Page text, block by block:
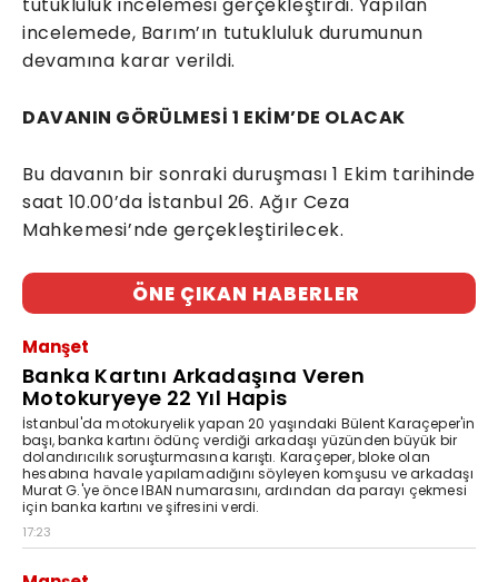
incelemede, Barım’ın tutukluluk durumunun
devamına karar verildi.
DAVANIN GÖRÜLMESİ 1 EKİM’DE OLACAK
Bu davanın bir sonraki duruşması 1 Ekim tarihinde
saat 10.00’da İstanbul 26. Ağır Ceza
Mahkemesi’nde gerçekleştirilecek.
ÖNE ÇIKAN HABERLER
Manşet
Banka Kartını Arkadaşına Veren
Motokuryeye 22 Yıl Hapis
İstanbul'da motokuryelik yapan 20 yaşındaki Bülent Karaçeper'in
başı, banka kartını ödünç verdiği arkadaşı yüzünden büyük bir
dolandırıcılık soruşturmasına karıştı. Karaçeper, bloke olan
hesabına havale yapılamadığını söyleyen komşusu ve arkadaşı
Murat G.'ye önce IBAN numarasını, ardından da parayı çekmesi
için banka kartını ve şifresini verdi.
17:23